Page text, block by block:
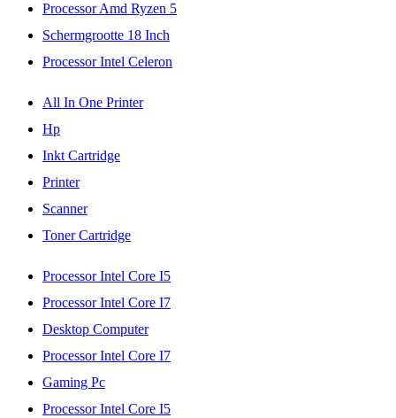
Processor Amd Ryzen 5
Schermgrootte 18 Inch
Processor Intel Celeron
All In One Printer
Hp
Inkt Cartridge
Printer
Scanner
Toner Cartridge
Processor Intel Core I5
Processor Intel Core I7
Desktop Computer
Processor Intel Core I7
Gaming Pc
Processor Intel Core I5